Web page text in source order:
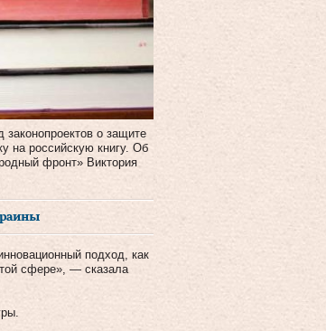
о защите
на российскую книгу. Об
фронт» Виктория
подход, как
сфере», — сказала